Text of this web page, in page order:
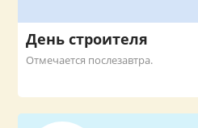
День строителя
Отмечается послезавтра.